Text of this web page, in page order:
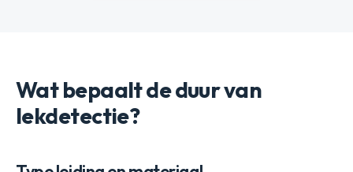
Wat bepaalt de duur van
lekdetectie?